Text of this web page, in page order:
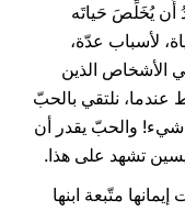
أَن يُخَلِّصَ حَياتَه
لأسباب عدّة،
الأشخاص الذين
عندما، نلتقي بالحبّ
شيء! والحبّ يقدر أن
تشهد على هذا.
متّبعة ابنها